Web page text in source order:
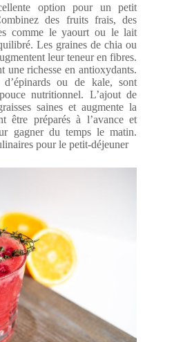
option pour un petit
des fruits frais, des
comme le yaourt ou le lait
Les graines de chia ou
leur teneur en fibres.
une richesse en antioxydants.
ou de kale, sont
nutritionnel. L’ajout de
saines et augmente la
être préparés à l’avance et
gagner du temps le matin.
pour le petit-déjeuner